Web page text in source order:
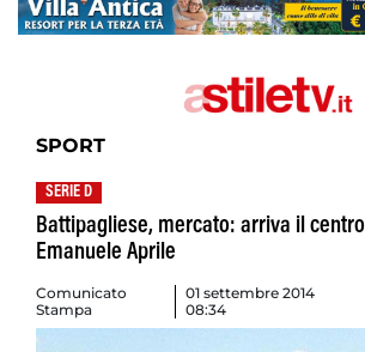
SPORT
SERIE D
Battipagliese, mercato: arriva il
Emanuele Aprile
Comunicato
Stampa
01 settembre 2014
08:34